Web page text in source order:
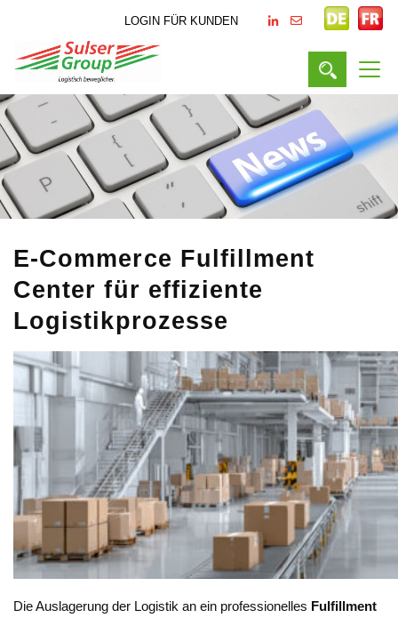
LOGIN FÜR KUNDEN
E-Commerce Fulfillment
Center für effiziente
Logistikprozesse
Die Auslagerung der Logistik an ein professionelles Fulfillment